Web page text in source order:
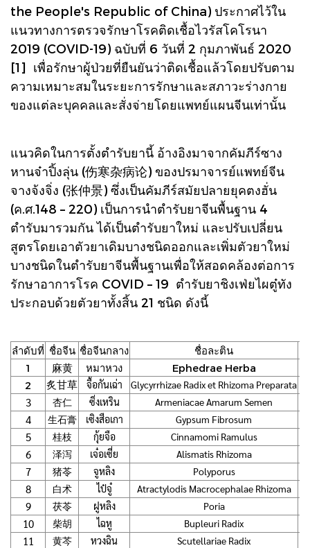
the People's Republic of China) ประกาศไว้ใน
แนวทางการตรวจรักษาโรคติดเชื้อไวรัสโคโรนา
2019 (COVID-19) ฉบับที่ 6 วันที่ 2 กุมภาพันธ์ 2020
[1] เพื่อรักษาผู้ป่วยที่ยืนยันว่าติดเชื้อแล้วโดยปรับตาม
ความเหมาะสมในระยะการรักษาและสภาวะร่างกาย
ของแต่ละบุคคลและสั่งจ่ายโดยแพทย์แผนจีนเท่านั้น
แนวคิดในการตั้งตำรับยานี้ อ้างอิงมาจากคัมภีร์ซาง
หานจ๋าปิ้งลุ่น (伤寒杂病论) ของปรมาจารย์แพทย์จีน
จางจ้งจิ่ง (张仲景) ซึ่งเป็นคัมภีร์สมัยปลายยุคตงฮั่น
(ค.ศ.148 – 220) เป็นการนำตำรับยาจีนพื้นฐาน 4
ตำรับมารวมกัน ได้เป็นตำรับยาใหม่ และปรับเปลี่ยน
สูตรโดยเอาตัวยาเดิมบางชนิดออกและเพิ่มตัวยาใหม่
บางชนิดในตำรับยาจีนพื้นฐานเพื่อให้สอดคล้องต่อการ
รักษาอาการโรค COVID – 19 ตำรับยาชิงเฟ่ยไผตู๋ทัง
ประกอบด้วยตัวยาทั้งสิ้น 21 ชนิด ดังนี้
ลำดับที่ ชื่อจีน ชื่อจีนกลาง
ชื่อละติน
1
麻黄 หมาหวง
Ephedrae Herba
2
炙甘草 จื้อกันเฉ่า Glycyrrhizae Radix et Rhizoma Preparata
3 杏仁 ซิ่งเหริน Armeniacae Amarum Semen
4 生石膏 เซิงสือเกา Gypsum Fibrosum
5 桂枝 กุ้ยจือ Cinnamomi Ramulus
6 泽泻 เจ๋อเซี่ย Alismatis Rhizoma
7 猪苓 จูหลิง Polyporus
8 白术 ไป๋จู๋ Atractylodis Macrocephalae Rhizoma
9 茯苓 ฝูหลิง Poria
10 柴胡 ไฉหู Bupleuri Radix
11 黄芩 หวงฉิน Scutellariae Radix